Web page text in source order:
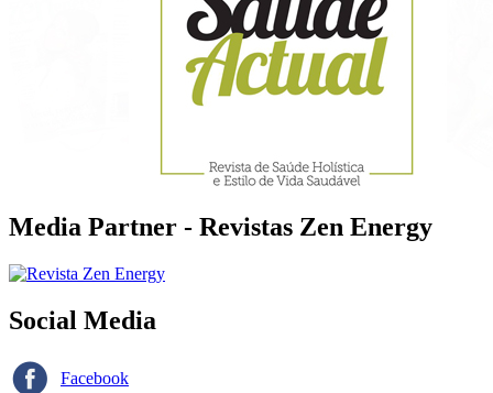
Media Partner - Revistas Zen Energy
Social Media
Facebook